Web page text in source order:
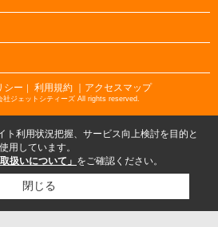
シー ｜ 利用規約 ｜アクセスマップ
ジェットシティーズ All rights reserved.
ト利用状況把握、サービス向上検討を目的と
用しています。
扱いについて」 をご確認ください。
閉じる